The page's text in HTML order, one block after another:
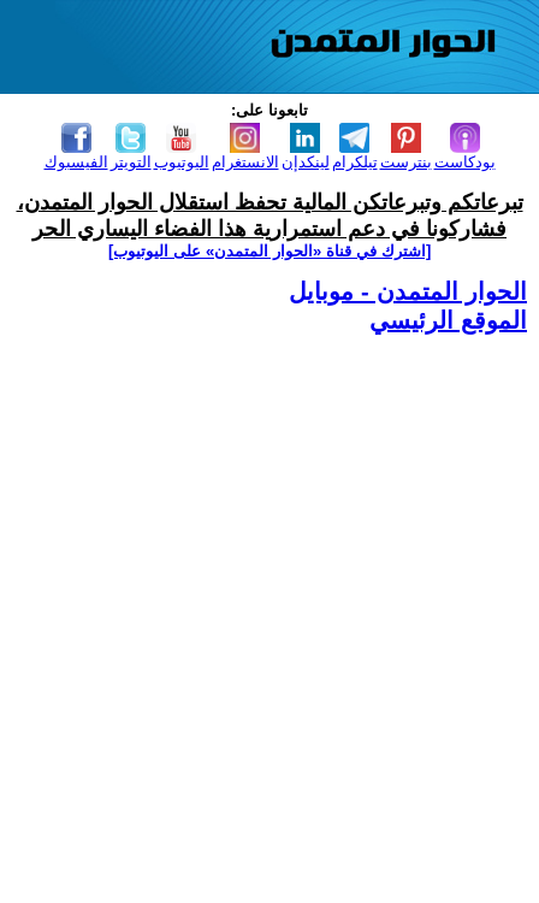
تابعونا على:
الفيسبوك التويتر اليوتيوب الانستغرام لينكدإن تيلكرامبنترست بودكاست
تبرعاتكم وتبرعاتكن المالية تحفظ استقلال الحوار المتمدن،
فشاركونا في دعم استمرارية هذا الفضاء اليساري الحر
[اشترك في قناة ‫«الحوار المتمدن» على اليوتيوب]
الحوار المتمدن - موبايل
الموقع الرئيسي